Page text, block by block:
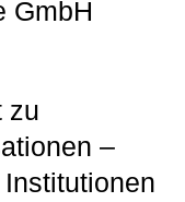
GmbH
zu
–